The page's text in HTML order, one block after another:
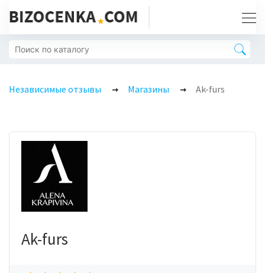
Независимые отзывы Магазины Ak-furs
Ak-furs